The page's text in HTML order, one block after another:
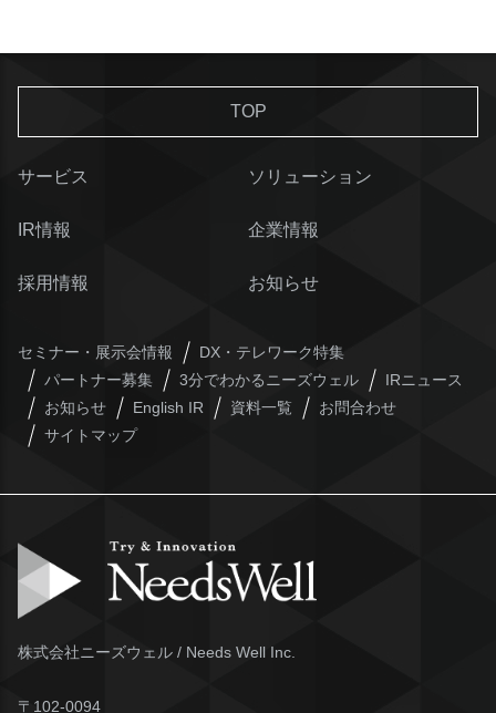
TOP
サービス ソリューション
IR情報 企業情報
採用情報 お知らせ
セミナー・展示会情報
DX・テレワーク特集
パートナー募集
3分でわかるニーズウェル
IRニュース
お知らせ
English IR 資料一覧
お問合わせ
サイトマップ
株式会社ニーズウェル / Needs Well Inc.
〒102-0094